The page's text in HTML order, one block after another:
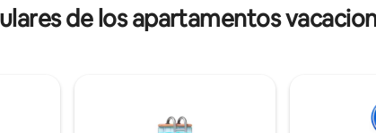
UNIDAD
dormitorios ✔ Muy cerca
✔ Aire acondicionado y
vista espectacular de Silicon
Levi's Stadium). Hay dos dormitorios, un
terraza privada y podrás ver
salvajes, ciervos e incluso una
de los apartamentos